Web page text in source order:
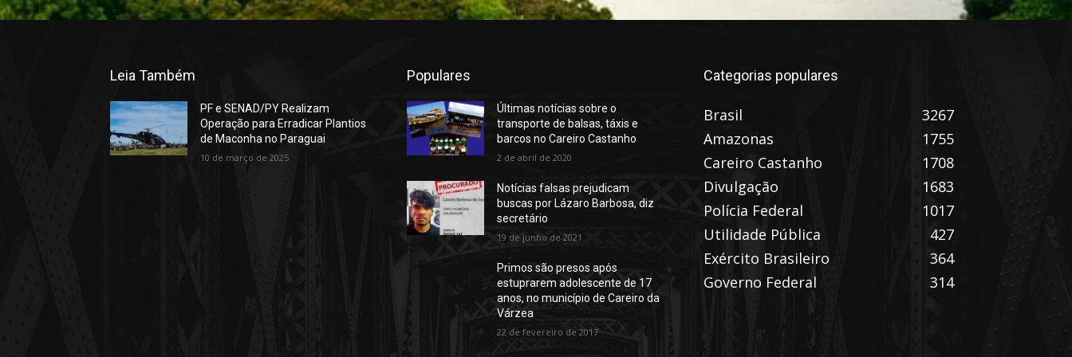
Leia Também
PF e SENAD/PY Realizam
Operação para Erradicar Plantios
de Maconha no Paraguai
10 de março de 2025
Populares
Últimas notícias sobre o
transporte de balsas, táxis e
barcos no Careiro Castanho
2 de abril de 2020
Notícias falsas prejudicam
buscas por Lázaro Barbosa, diz
secretário
19 de junho de 2021
Primos são presos após
estuprarem adolescente de 17
anos, no município de Careiro da
Várzea
22 de fevereiro de 2017
Categorias populares
Brasil
3267
Amazonas
1755
Careiro Castanho
1708
Divulgação
1683
Polícia Federal
1017
Utilidade Pública
427
Exército Brasileiro
364
Governo Federal
314